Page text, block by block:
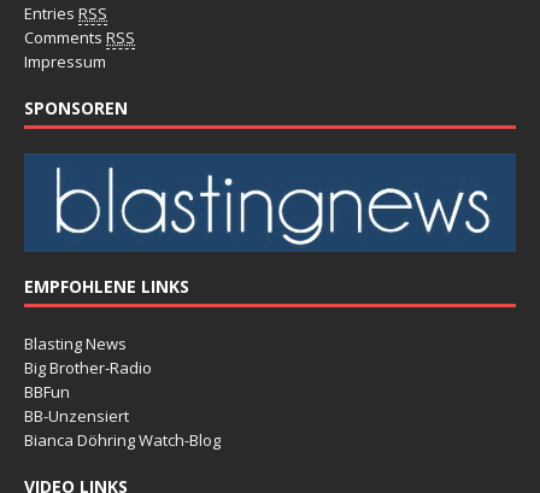
Entries RSS
Comments RSS
Impressum
SPONSOREN
EMPFOHLENE LINKS
Blasting News
Big Brother-Radio
BBFun
BB-Unzensiert
Bianca Döhring Watch-Blog
VIDEO LINKS